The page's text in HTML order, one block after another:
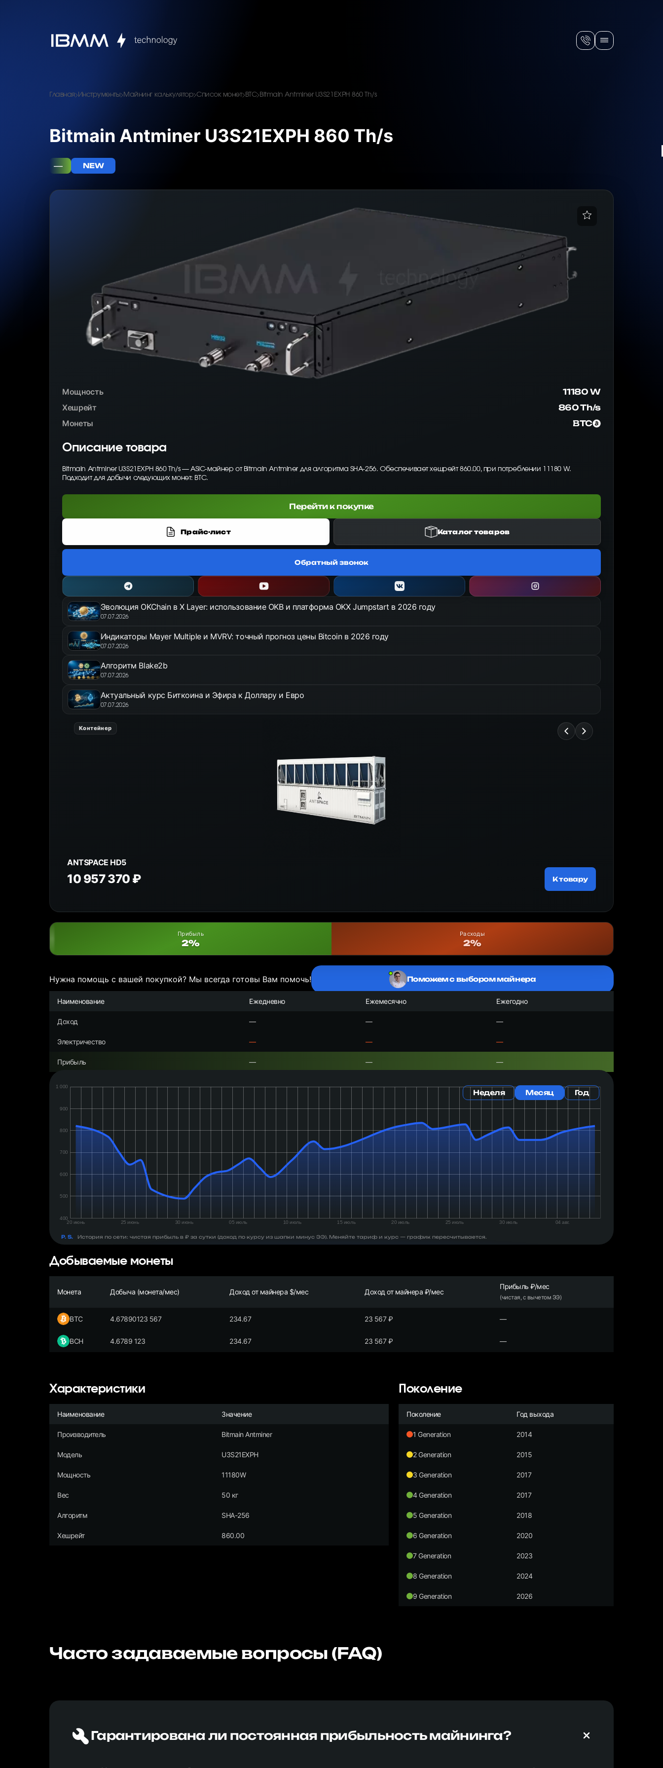
Главная Инструменты Майнинг калькулятор Список монет BTC Bitmain Antminer U3S21EXPH 860 Th/s
Bitmain Antminer U3S21EXPH 860 Th/s
— NEW
Мощность
11180 W
Хешрейт
860 Th/s
Монеты
BTC
Описание товара
Bitmain Antminer U3S21EXPH 860 Th/s — ASIC-майнер от Bitmain Antminer для алгоритма SHA-256. Обеспечивает хешрейт 860.00, при потреблении 11180 W.
Подходит для добычи следующих монет: BTC.
Перейти к покупке
Прайс-лист Каталог товаров
Обратный звонок
Эволюция OKChain в X Layer: использование OKB и платформа OKX Jumpstart в 2026 году
07.07.2026
Индикаторы Mayer Multiple и MVRV: точный прогноз цены Bitcoin в 2026 году
07.07.2026
Алгоритм Blake2b
07.07.2026
Актуальный курс Биткоина и Эфира к Доллару и Евро
07.07.2026
Контейнер
ANTSPACE HD5
10 957 370 ₽ К товару
Прибыль
2%
Расходы
2%
Нужна помощь с вашей покупкой? Мы всегда готовы Вам помочь! Поможем с выбором майнера
Наименование Ежедневно Ежемесячно Ежегодно
Доход — — —
Электричество — — —
Прибыль — — —
Дата:
Неделя Месяц Год
P. S. История по сети: чистая прибыль в ₽ за сутки (доход по курсу из шапки минус ЭЭ). Меняйте тариф и курс — график пересчитывается.
Добываемые монеты
Монета Добыча (монета/мес) Доход от майнера $/мес Доход от майнера ₽/мес
Прибыль ₽/мес
(чистая, с вычетом ЭЭ)
BTC 4.67890123 567 234.67 23 567₽ —
BCH 4.6789 123 234.67 23 567₽ —
Характеристики
Наименование Значение
Производитель Bitmain Antminer
Модель U3S21EXPH
Мощность 11180W
Вес 50 кг
Алгоритм SHA-256
Хешрейт 860.00
Поколение
Поколение Год выхода
1 Generation 2014
2 Generation 2015
3 Generation 2017
4 Generation 2017
5 Generation 2018
6 Generation 2020
7 Generation 2023
8 Generation 2024
9 Generation 2026
Часто задаваемые вопросы (FAQ)
Гарантирована ли постоянная прибыльность майнинга?